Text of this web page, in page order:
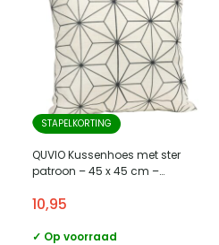
STAPELKORTING
QUVIO Kussenhoes met ster
patroon – 45 x 45 cm –
10,95
✓ Op voorraad